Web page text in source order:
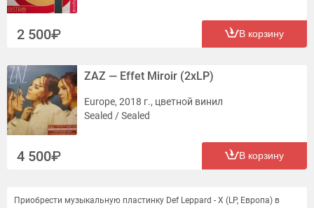
2 500 В корзину
ZAZ — Effet Miroir (2xLP)
Europe, 2018 г., цветной винил
Sealed / Sealed
4 500 В корзину
Приобрести музыкальную пластинку Def Leppard - X (LP, Европа) в